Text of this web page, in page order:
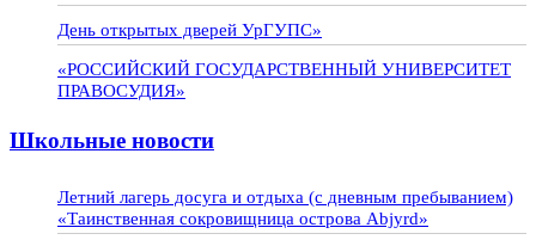
День открытых дверей УрГУПС»
«РОССИЙСКИЙ ГОСУДАРСТВЕННЫЙ УНИВЕРСИТЕТ
ПРАВОСУДИЯ»
Школьные новости
Летний лагерь досуга и отдыха (с дневным пребыванием)
«Таинственная сокровищница острова Abjyrd»